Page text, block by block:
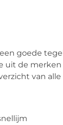
goede
de merken
van